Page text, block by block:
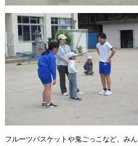
フルーツバスケットや鬼ごっこなど、み